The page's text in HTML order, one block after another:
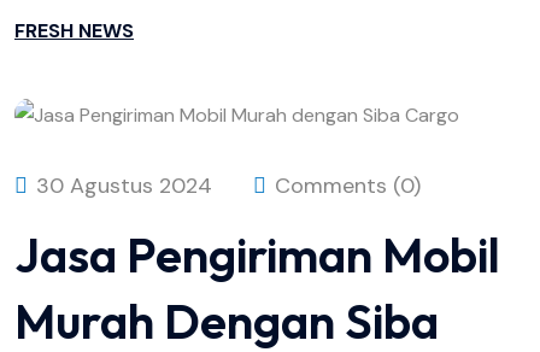
FRESH NEWS
30 Agustus 2024 Comments (0)
Jasa Pengiriman Mobil
Murah Dengan Siba